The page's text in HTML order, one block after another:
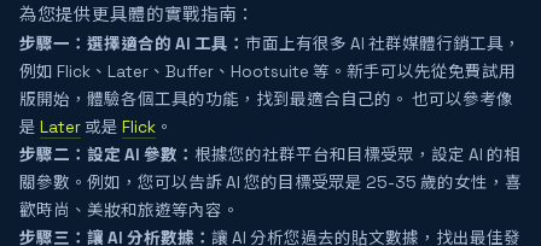
為您提供更具體的實戰指南：
步驟一： 選擇適合的 AI 工具： 市面上有很多 AI 社群媒體行銷工具，
例如 Flick、Later、Buffer、Hootsuite 等。新手可以先從免費試用
版開始，體驗各個工具的功能，找到最適合自己的。 也可以參考像
是 Later 或是 Flick 。
步驟二： 設定 AI 參數： 根據您的社群平台和目標受眾，設定 AI 的相
關參數。例如，您可以告訴 AI 您的目標受眾是 25-35 歲的女性，喜
歡時尚、美妝和旅遊等內容。
步驟三： 讓 AI 分析數據： 讓 AI 分析您過去的貼文數據，找出最佳發